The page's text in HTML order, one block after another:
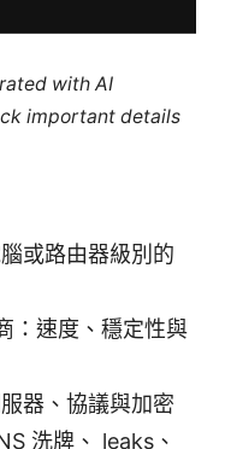
with AI
important details
或路由器級別的
：速度、穩定性與
器、協議與加密
洗牌、 leaks、